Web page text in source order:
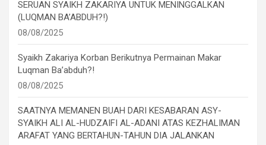
SERUAN SYAIKH ZAKARIYA UNTUK MENINGGALKAN
(LUQMAN BA’ABDUH?!)
08/08/2025
Syaikh Zakariya Korban Berikutnya Permainan Makar
Luqman Ba’abduh?!
08/08/2025
SAATNYA MEMANEN BUAH DARI KESABARAN ASY-
SYAIKH ALI AL-HUDZAIFI AL-ADANI ATAS KEZHALIMAN
ARAFAT YANG BERTAHUN-TAHUN DIA JALANKAN